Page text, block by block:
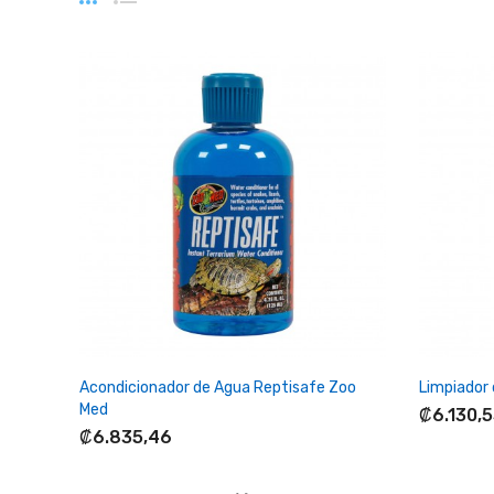
+ Agregar Al Carrito
Acondicionador de Agua Reptisafe Zoo
Med
₡6.835,46
Limpiador